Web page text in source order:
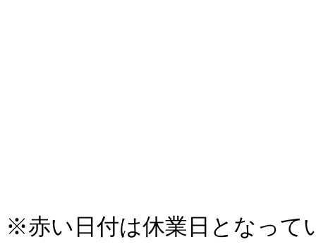
※赤い日付は休業日となって